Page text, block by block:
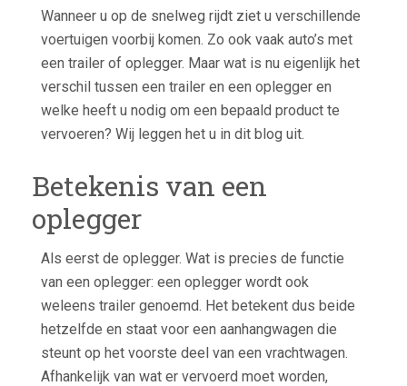
Wanneer u op de snelweg rijdt ziet u verschillende
voertuigen voorbij komen. Zo ook vaak auto’s met
een trailer of oplegger. Maar wat is nu eigenlijk het
verschil tussen een trailer en een oplegger en
welke heeft u nodig om een bepaald product te
vervoeren? Wij leggen het u in dit blog uit.
Betekenis van een
oplegger
Als eerst de oplegger. Wat is precies de functie
van een oplegger: een oplegger wordt ook
weleens trailer genoemd. Het betekent dus beide
hetzelfde en staat voor een aanhangwagen die
steunt op het voorste deel van een vrachtwagen.
Afhankelijk van wat er vervoerd moet worden,